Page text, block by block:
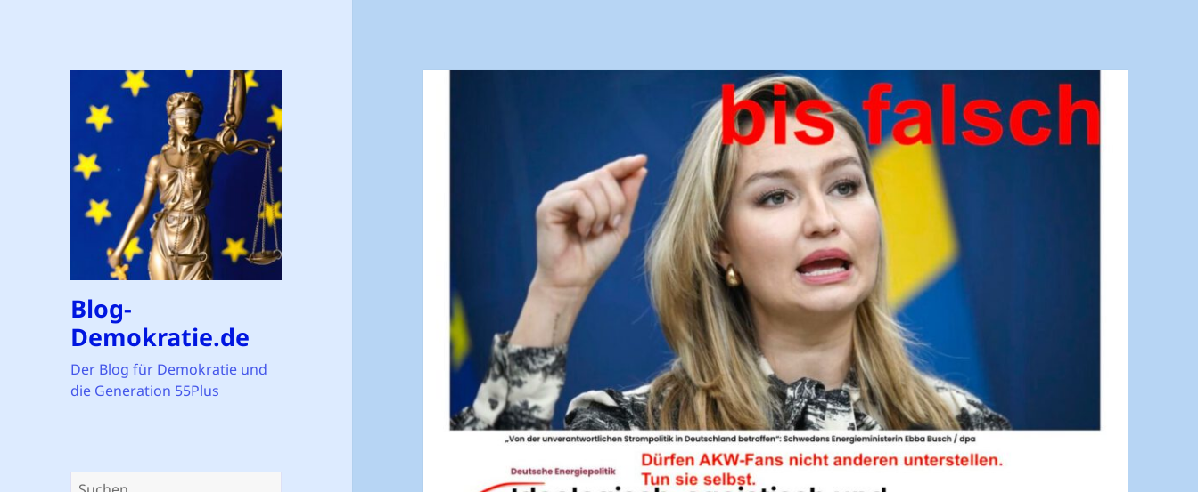
Blog-
Demokratie.de
Der Blog für Demokratie und
die Generation 55Plus
Suchen